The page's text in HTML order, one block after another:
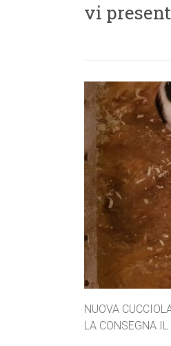
vi
NUOVA
LA CONSEGNA